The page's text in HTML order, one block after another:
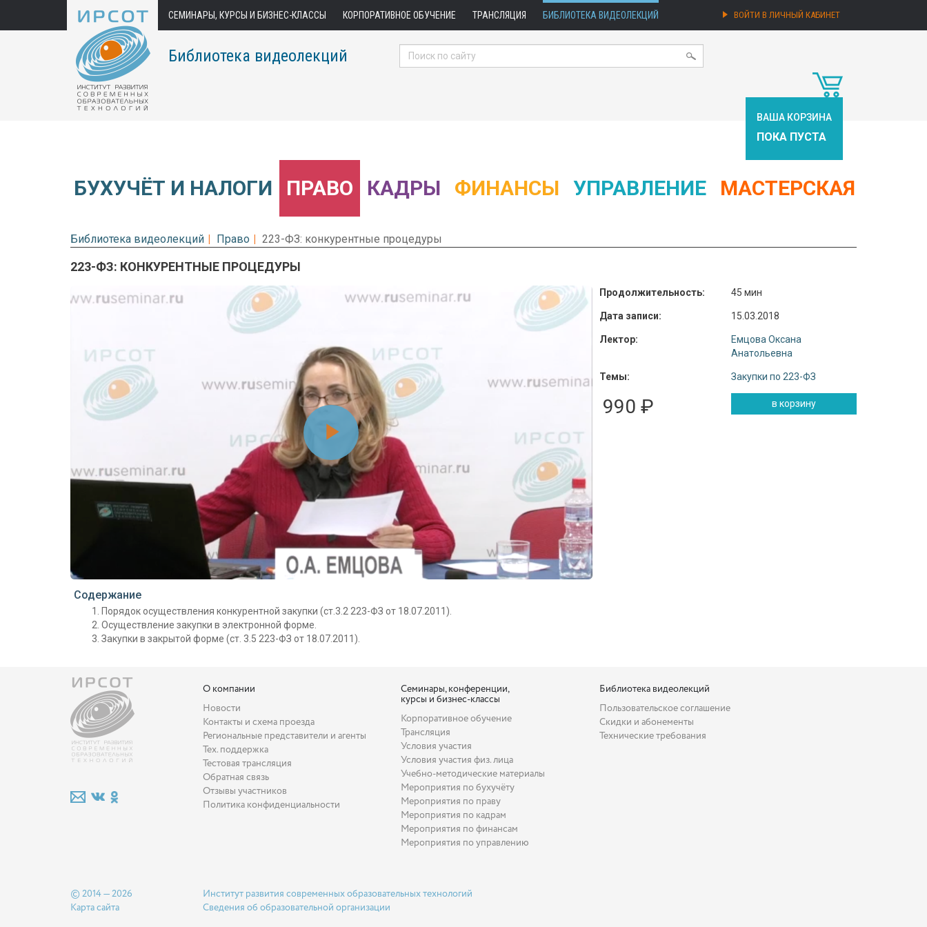
СЕМИНАРЫ, КУРСЫ И БИЗНЕС-КЛАССЫ КОРПОРАТИВНОЕ ОБУЧЕНИЕ ТРАНСЛЯЦИЯ БИБЛИОТЕКА ВИДЕОЛЕКЦИЙ ВОЙТИ В ЛИЧНЫЙ КАБИНЕТ
Библиотека видеолекций
ВАША КОРЗИНА
ПОКА ПУСТА
БУХУЧЁТ И НАЛОГИ ПРАВО КАДРЫ ФИНАНСЫ УПРАВЛЕНИЕ МАСТЕРСКАЯ
Библиотека видеолекций Право 223-ФЗ: конкурентные процедуры
223-ФЗ: КОНКУРЕНТНЫЕ ПРОЦЕДУРЫ
Предварительный просмотр. Фрагмент
Воспроизвести
видео
Продолжительность: 45 мин
Дата записи: 15.03.2018
Лектор:
Емцова Оксана
Анатольевна
Темы: Закупки по 223-ФЗ
990 ₽
Содержание
Порядок осуществления конкурентной закупки (ст.3.2 223-ФЗ от 18.07.2011).
Осуществление закупки в электронной форме.
Закупки в закрытой форме (ст. 3.5 223-ФЗ от 18.07.2011).
О компании
Новости
Контакты и схема проезда
Региональные представители и агенты
Тех. поддержка
Тестовая трансляция
Обратная связь
Отзывы участников
Политика конфиденциальности
Семинары, конференции,
курсы и бизнес-классы
Корпоративное обучение
Трансляция
Условия участия
Условия участия физ. лица
Учебно-методические материалы
Мероприятия по бухучёту
Мероприятия по праву
Мероприятия по кадрам
Мероприятия по финансам
Мероприятия по управлению
Библиотека видеолекций
Пользовательское соглашение
Скидки и абонементы
Технические требования
© 2014 — 2026
Карта сайта
Институт развития современных образовательных технологий
Сведения об образовательной организации